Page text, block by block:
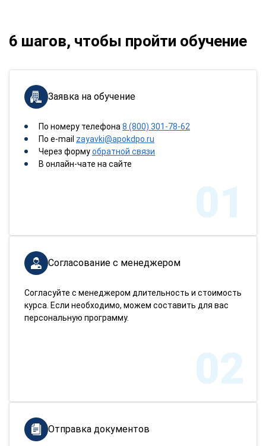
6 шагов, чтобы пройти обучение
Заявка на обучение
По номеру телефона 8 (800) 301-78-62
По e-mail zayavki@apokdpo.ru
Через формуобратной связи
В онлайн-чате на сайте
01
Согласование с менеджером
Согласуйте с менеджером длительность и стоимость
курса. Если необходимо, можем составить для вас
персональную программу.
02
Отправка документов